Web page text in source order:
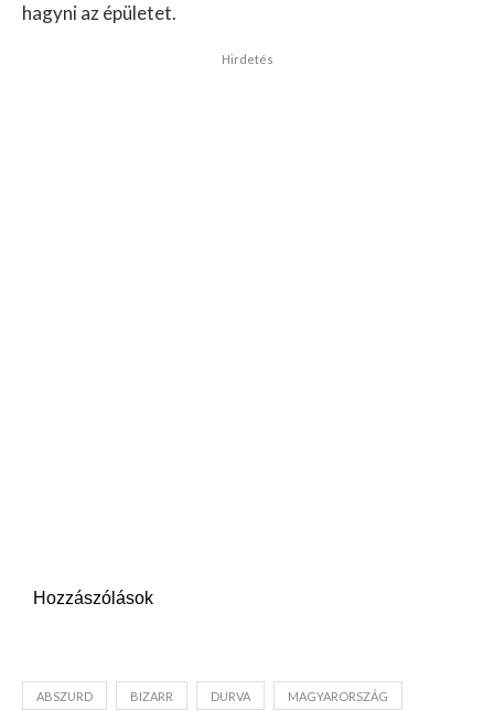
hagyni az épületet.
Hirdetés
Hozzászólások
ABSZURD BIZARR DURVA MAGYARORSZÁG